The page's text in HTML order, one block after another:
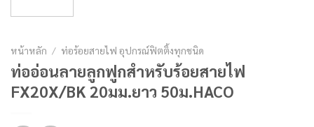
หน้าหลัก / ท่อร้อยสายไฟ อุปกรณ์ฟิตติ้งทุกชนิด
ท่ออ่อนลายลูกฟูกสำหรับร้อยสายไฟ
FX20X/BK 20มม.ยาว 50ม.HACO